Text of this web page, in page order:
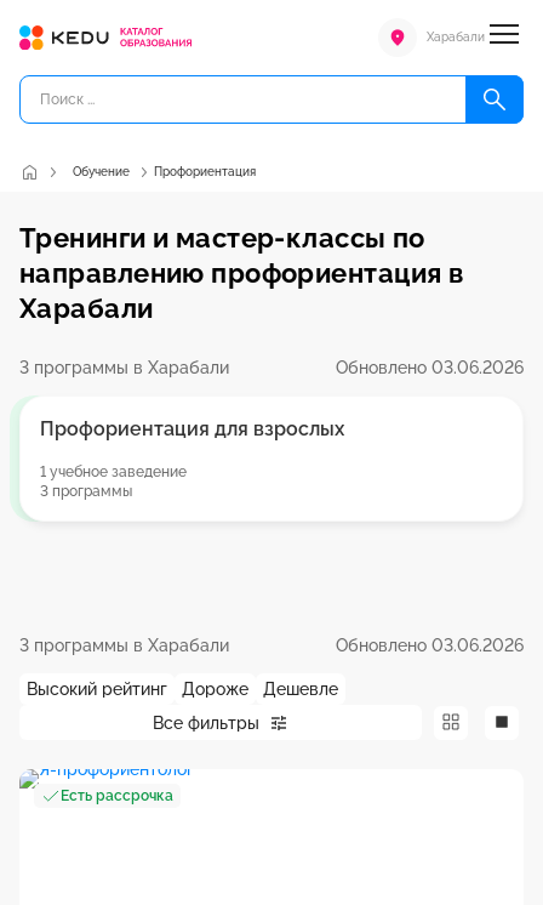
Харабали
Обучение Профориентация
Тренинги и мастер-классы по
направлению профориентация в
Харабали
3 программы в Харабали Обновлено 03.06.2026
Профориентация для взрослых
1 учебное заведение
3 программы
3 программы в Харабали Обновлено 03.06.2026
Все фильтры
Высокий рейтинг Дороже Дешевле
Есть рассрочка